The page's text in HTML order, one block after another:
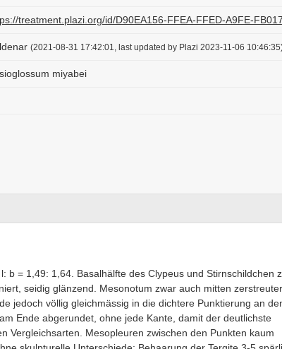
treatment.plazi.org/id/D90EA156-FFEA-FFED-A9FE-
(2021-08-31 17:42:01, last updated by Plazi 2023-11-06
miyabei
b = 1,49: 1,64. Basalhälfte des Clypeus und Stirnschildchen
seidig glänzend. Mesonotum zwar auch mitten zerstreuter
jedoch völlig gleichmässig in die dichtere Punktierung an
Ende abgerundet, ohne jede Kante, damit der deutlichste
Vergleichsarten. Mesopleuren zwischen den Punkten kaum